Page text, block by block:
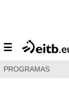
☰
PROGRAMAS